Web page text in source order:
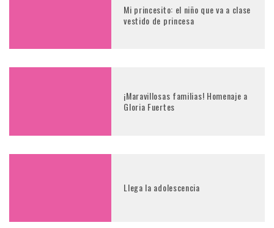
Mi princesito: el niño que va a clase
vestido de princesa
¡Maravillosas familias! Homenaje a
Gloria Fuertes
Llega la adolescencia